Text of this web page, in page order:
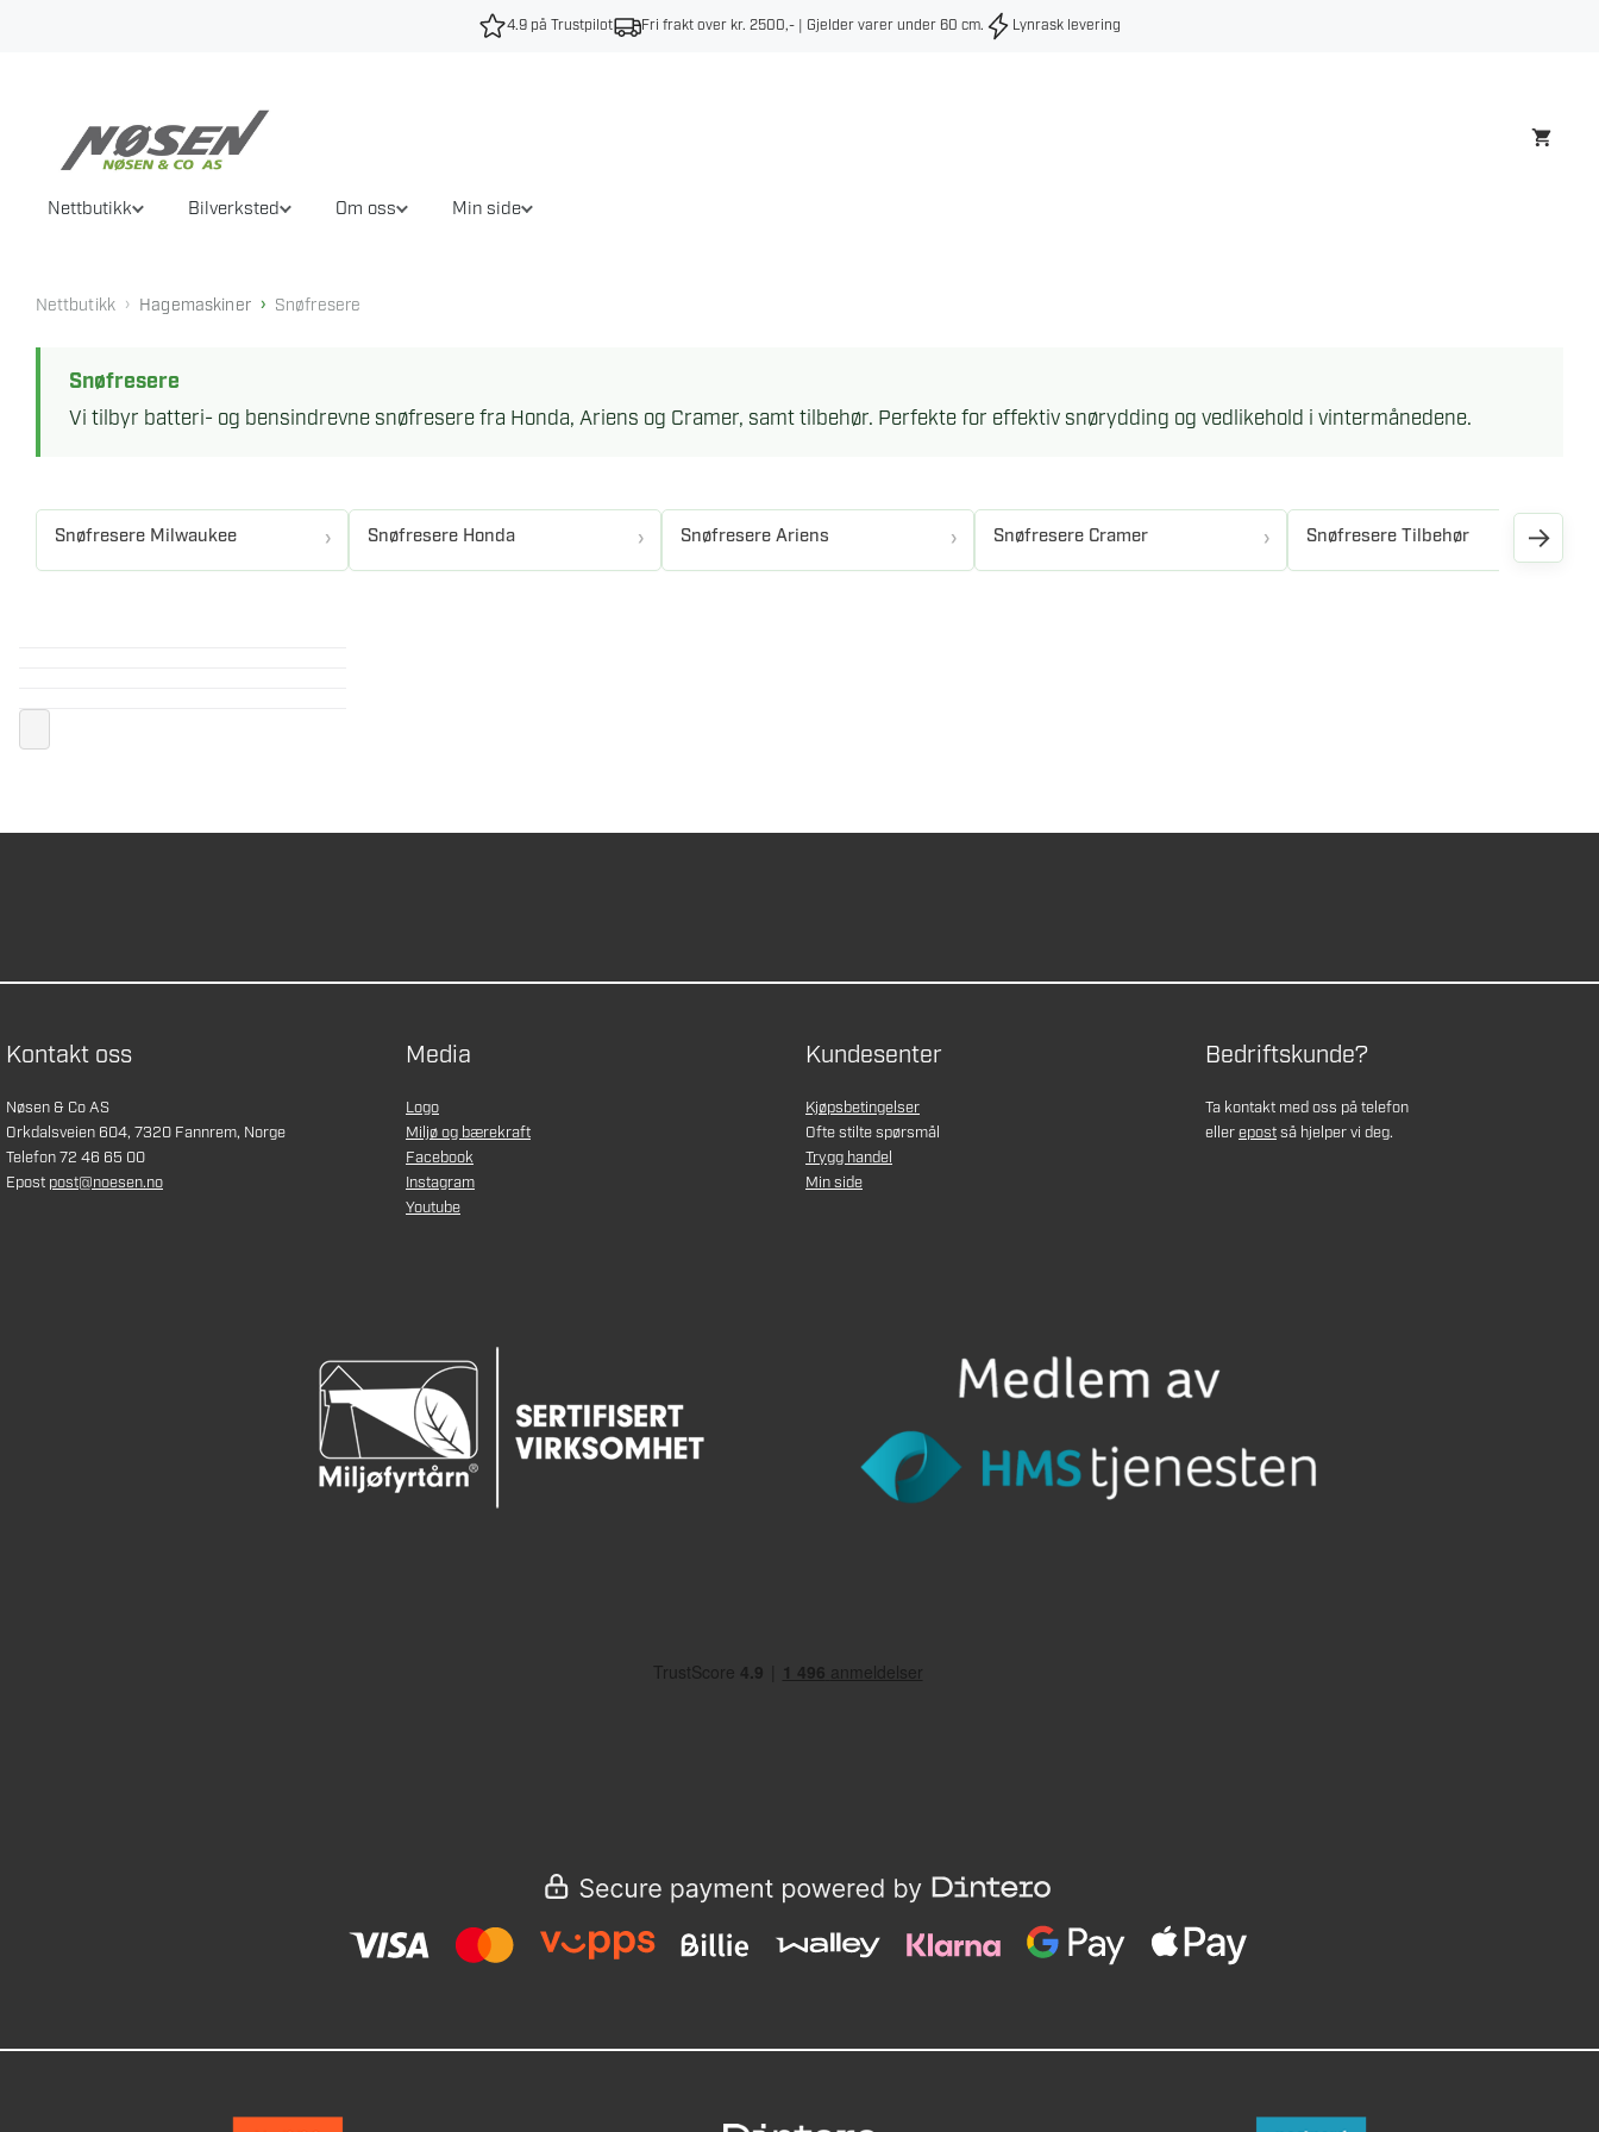
4.9 på Trustpilot Fri frakt over kr. 2500,- | Gjelder varer under 60 cm. Lynrask levering
Nettbutikk Bilverksted Om oss Min side
Nettbutikk › Hagemaskiner › Snøfresere
Snøfresere
Vi tilbyr batteri- og bensindrevne snøfresere fra Honda, Ariens og Cramer, samt tilbehør. Perfekte for effektiv snørydding og vedlikehold i vintermånedene.
Snøfresere Milwaukee Snøfresere Honda Snøfresere Ariens Snøfresere Cramer Snøfresere Tilbehør →
Kontakt oss
Nøsen & Co AS
Orkdalsveien 604, 7320 Fannrem, Norge
Telefon 72 46 65 00
Epost post@noesen.no
Media
Logo
Miljø og bærekraft
Facebook
Instagram
Youtube
Kundesenter
Kjøpsbetingelser
Ofte stilte spørsmål
Trygg handel
Min side
Bedriftskunde?
Ta kontakt med oss på telefon
ellerepostså hjelper vi deg.